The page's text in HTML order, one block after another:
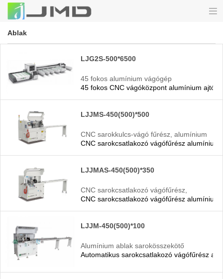
Ablak
LJG2S-500*6500
45 fokos alumínium vágógép
45 fokos CNC vágóközpont alumínium
LJJMS-450(500)*500
CNC sarokkulcs-vágó fűrész, alumínium
CNC gép
CNC sarokcsatlakozó vágófűrész alumínium
LJJMAS-450(500)*350
CNC sarokcsatlakozó vágófűrész,
alumínium CNC gép
CNC sarokcsatlakozó vágófűrész alumínium
LJJM-450(500)*100
Alumínium ablak sarokösszekötő
vágófűrész
Automatikus sarokcsatlakozó vágófűrész